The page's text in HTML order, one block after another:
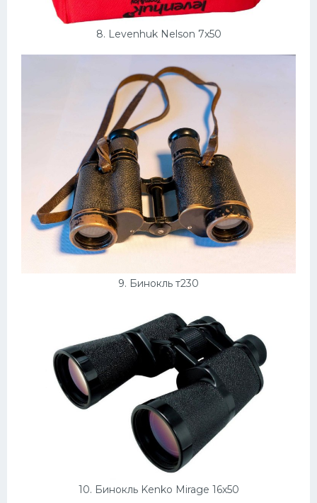
8. Levenhuk Nelson 7x50
9. Бинокль т230
10. Бинокль Kenko Mirage 16х50